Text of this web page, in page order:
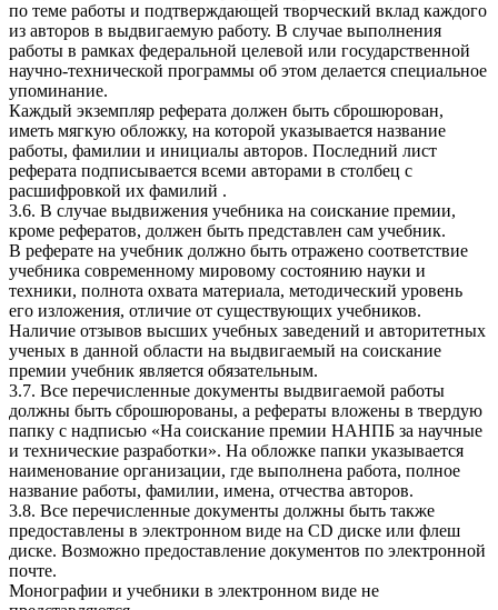
по теме работы и подтверждающей творческий вклад каждого
из авторов в выдвигаемую работу. В случае выполнения
работы в рамках федеральной целевой или государственной
научно-технической программы об этом делается специальное
упоминание.
Каждый экземпляр реферата должен быть сброшюрован,
иметь мягкую обложку, на которой указывается название
работы, фамилии и инициалы авторов. Последний лист
реферата подписывается всеми авторами в столбец с
расшифровкой их фамилий .
3.6. В случае выдвижения учебника на соискание премии,
кроме рефератов, должен быть представлен сам учебник.
В реферате на учебник должно быть отражено соответствие
учебника современному мировому состоянию науки и
техники, полнота охвата материала, методический уровень
его изложения, отличие от существующих учебников.
Наличие отзывов высших учебных заведений и авторитетных
ученых в данной области на выдвигаемый на соискание
премии учебник является обязательным.
3.7. Все перечисленные документы выдвигаемой работы
должны быть сброшюрованы, а рефераты вложены в твердую
папку с надписью «На соискание премии НАНПБ за научные
и технические разработки». На обложке папки указывается
наименование организации, где выполнена работа, полное
название работы, фамилии, имена, отчества авторов.
3.8. Все перечисленные документы должны быть также
предоставлены в электронном виде на CD диске или флеш
диске. Возможно предоставление документов по электронной
почте.
Монографии и учебники в электронном виде не